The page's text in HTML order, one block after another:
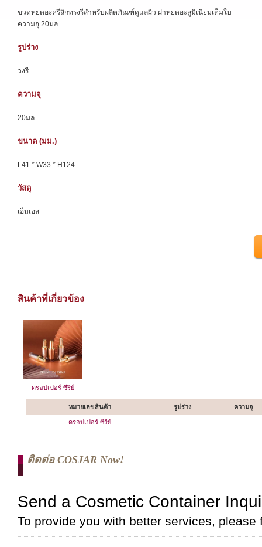
ขวดหยดอะครีลิกทรงรีสำหรับผลิตภัณฑ์ดูแลผิว ฝาหยดอะลูมิเนียมเต็มใบ
ความจุ 20มล.
รูปร่าง
วงรี
ความจุ
20มล.
ขนาด (มม.)
L41 * W33 * H124
วัสดุ
เอ็มเอส
สินค้าที่เกี่ยวข้อง
ดรอปเปอร์ ซีรีย์
หมายเลขสินค้า รูปร่าง ความจุ
ดรอปเปอร์ ซีรีย์
ติดต่อ COSJAR Now!